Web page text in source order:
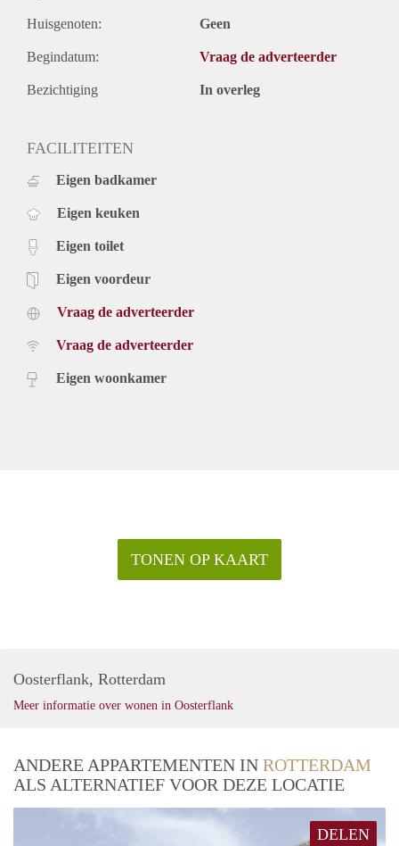
Huisgenoten: Geen
Begindatum: Vraag de adverteerder
Bezichtiging In overleg
FACILITEITEN
Eigen badkamer
Eigen keuken
Eigen toilet
Eigen voordeur
Vraag de adverteerder
Vraag de adverteerder
Eigen woonkamer
TONEN OP KAART
Oosterflank, Rotterdam
Meer informatie over wonen in Oosterflank
ANDERE APPARTEMENTEN IN ROTTERDAM
ALS ALTERNATIEF VOOR DEZE LOCATIE
DELEN